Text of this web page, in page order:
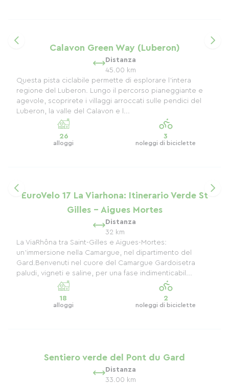
Calavon Green Way (Luberon)
Distanza
45.00 km
Questa pista ciclabile permette di esplorare l'intera
regione del Luberon. Lungo il percorso pianeggiante e
agevole, scoprirete i villaggi arroccati sulle pendici del
Luberon, la valle del Calavon e l...
26
alloggi
3
noleggi di biciclette
EuroVelo 17 La Viarhona: Itinerario Verde St
Gilles - Aigues Mortes
Distanza
32 km
La ViaRhôna tra Saint-Gilles e Aigues-Mortes:
un'immersione nella Camargue, nel dipartimento del
Gard.Benvenuti nel cuore del Camargue Gardoisetra
paludi, vigneti e saline, per una fase indimenticabil...
18
alloggi
2
noleggi di biciclette
Sentiero verde del Pont du Gard
Distanza
33.00 km